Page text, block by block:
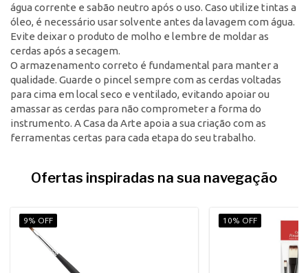
água corrente e sabão neutro após o uso. Caso utilize tintas a
óleo, é necessário usar solvente antes da lavagem com água.
Evite deixar o produto de molho e lembre de moldar as
cerdas após a secagem.
O armazenamento correto é fundamental para manter a
qualidade. Guarde o pincel sempre com as cerdas voltadas
para cima em local seco e ventilado, evitando apoiar ou
amassar as cerdas para não comprometer a forma do
instrumento. A Casa da Arte apoia a sua criação com as
ferramentas certas para cada etapa do seu trabalho.
Ofertas inspiradas na sua navegação
9% OFF 10% OFF